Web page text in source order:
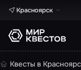
Красноярск
Квесты в